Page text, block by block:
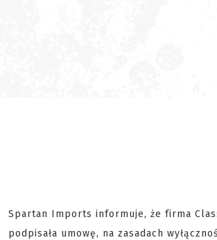
Spartan Imports informuje, że firma
podpisała umowę, na zasadach